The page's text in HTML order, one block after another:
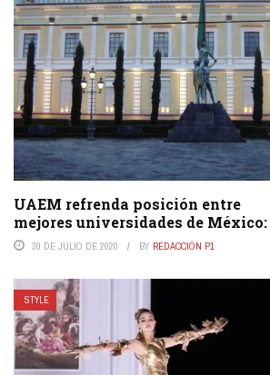
UAEM refrenda posición entre
mejores universidades de
30 DE JULIO DE 2020 BY REDACCIÓN P1
STYLE